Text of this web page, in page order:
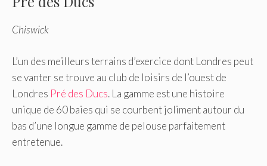
Chiswick
L’un des meilleurs terrains d’exercice dont Londres peut
se vanter se trouve au club de loisirs de l’ouest de
Londres Pré des Ducs. La gamme est une histoire
unique de 60 baies qui se courbent joliment autour du
bas d’une longue gamme de pelouse parfaitement
entretenue.